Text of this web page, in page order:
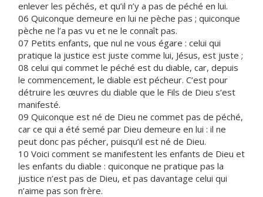
enlever les péchés, et qu’il n’y a pas de péché en lui.
06 Quiconque demeure en lui ne pèche pas ; quiconque
pèche ne l’a pas vu et ne le connaît pas.
07 Petits enfants, que nul ne vous égare : celui qui
pratique la justice est juste comme lui, Jésus, est juste ;
08 celui qui commet le péché est du diable, car, depuis
le commencement, le diable est pécheur. C’est pour
détruire les œuvres du diable que le Fils de Dieu s’est
manifesté.
09 Quiconque est né de Dieu ne commet pas de péché,
car ce qui a été semé par Dieu demeure en lui : il ne
peut donc pas pécher, puisqu’il est né de Dieu.
10 Voici comment se manifestent les enfants de Dieu et
les enfants du diable : quiconque ne pratique pas la
justice n’est pas de Dieu, et pas davantage celui qui
n’aime pas son frère.